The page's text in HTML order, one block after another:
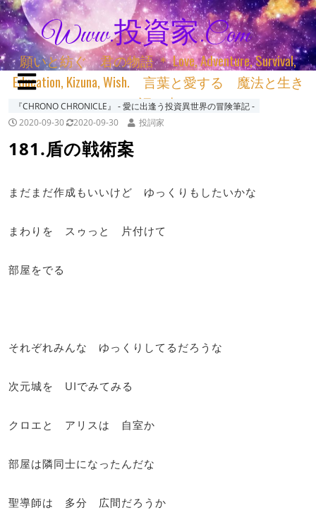
Www.投資家.com
願いと紡ぐ 君の物語 ＊ Love, Adventure, Survival,
Education, Kizuna, Wish. 言葉と愛する 魔法と生き
る 詞と生きる
『CHRONO CHRONICLE』 ‐ 愛に出逢う投資異世界の冒険筆記 ‐
2020-09-30
2020-09-30 投詞家
181.盾の戦術案
まだまだ作成もいいけど ゆっくりもしたいかな
まわりを スゥっと 片付けて
部屋をでる
それぞれみんな ゆっくりしてるだろうな
次元城を UIでみてみる
クロエと アリスは 自室か
部屋は隣同士になったんだな
聖導師は 多分 広間だろうか